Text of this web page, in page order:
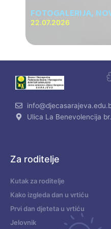
FOTOGALERIJA,
22.07.2026
Ulica La Benevolencija
Za roditelje
Kutak za roditelje
Kako izgleda dan u vrtiću
Prvi dan djeteta u vrtiću
Jelovnik